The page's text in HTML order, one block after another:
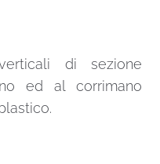
di sezione
ed al corrimano